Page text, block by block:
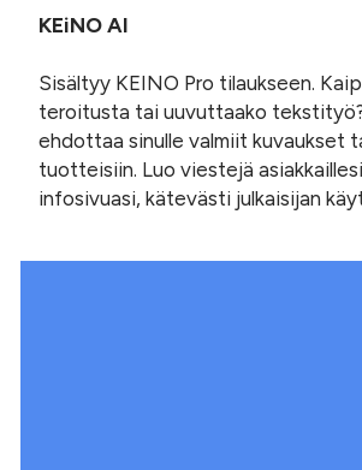
KEiNO AI
Sisältyy KEINO Pro tilaukseen.
teroitusta tai uuvuttaako
ehdottaa sinulle valmiit kuvaukset
tuotteisiin. Luo viestejä
infosivuasi, kätevästi julkaisijan